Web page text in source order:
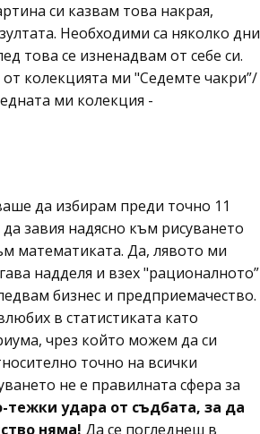
си казвам това накрая,
Необходими са няколко дни
това се изненадвам от себе си.
колекцията ми "Седемте чакри”/
ми колекция -
да избирам преди точно 11
завия надясно към рисуването
математиката. Да, лявото ми
надделя и взех "рационалното”
бизнес и предприемачество.
в статистиката като
чрез който можем да си
точно на всички
не е правилната сфера за
удара от съдбата, за да
няма! Да се погледнеш в